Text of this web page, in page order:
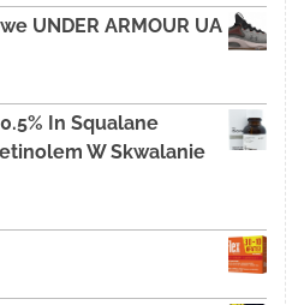
UNDER ARMOUR UA
In Squalane
W Skwalanie